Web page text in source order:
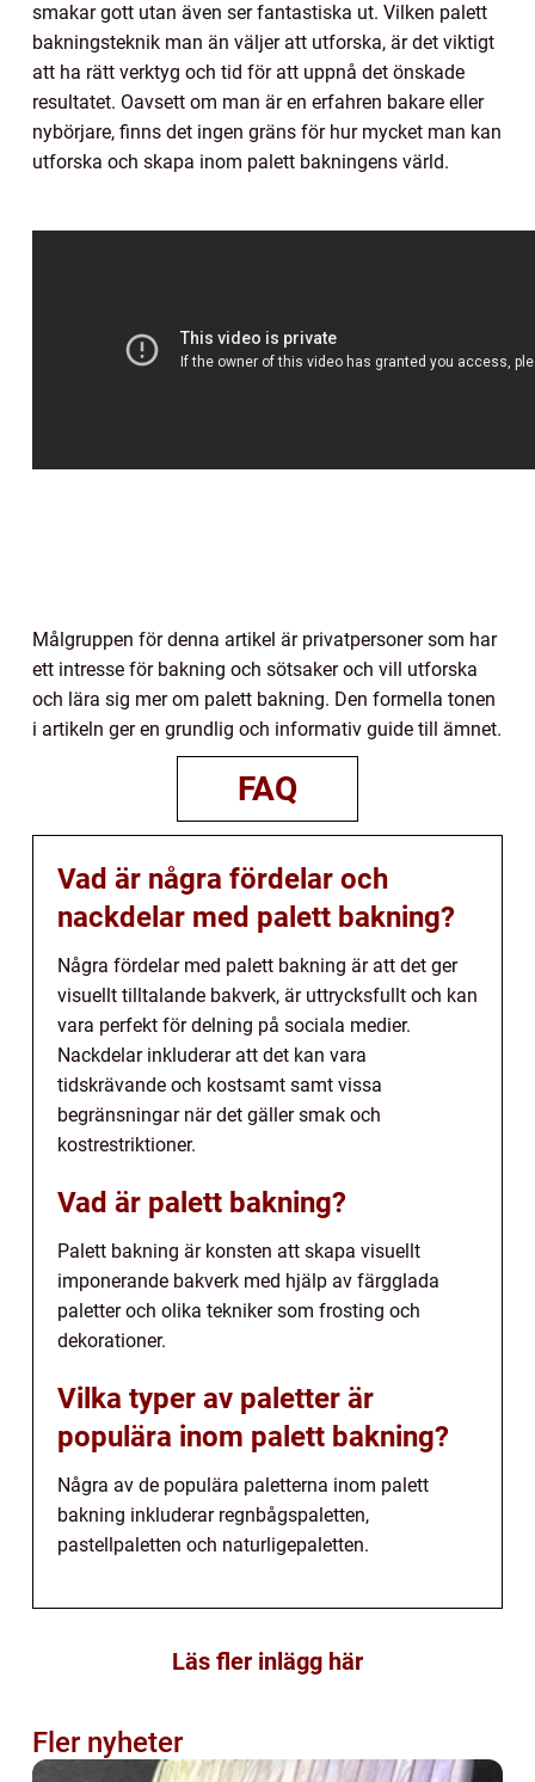
smakar gott utan även ser fantastiska ut. Vilken palett
bakningsteknik man än väljer att utforska, är det viktigt
att ha rätt verktyg och tid för att uppnå det önskade
resultatet. Oavsett om man är en erfahren bakare eller
nybörjare, finns det ingen gräns för hur mycket man kan
utforska och skapa inom palett bakningens värld.
Målgruppen för denna artikel är privatpersoner som har
ett intresse för bakning och sötsaker och vill utforska
och lära sig mer om palett bakning. Den formella tonen
i artikeln ger en grundlig och informativ guide till ämnet.
FAQ
Vad är några fördelar och
nackdelar med palett bakning?
Några fördelar med palett bakning är att det ger
visuellt tilltalande bakverk, är uttrycksfullt och kan
vara perfekt för delning på sociala medier.
Nackdelar inkluderar att det kan vara
tidskrävande och kostsamt samt vissa
begränsningar när det gäller smak och
kostrestriktioner.
Vad är palett bakning?
Palett bakning är konsten att skapa visuellt
imponerande bakverk med hjälp av färgglada
paletter och olika tekniker som frosting och
dekorationer.
Vilka typer av paletter är
populära inom palett bakning?
Några av de populära paletterna inom palett
bakning inkluderar regnbågspaletten,
pastellpaletten och naturligepaletten.
Läs fler inlägg här
Fler nyheter